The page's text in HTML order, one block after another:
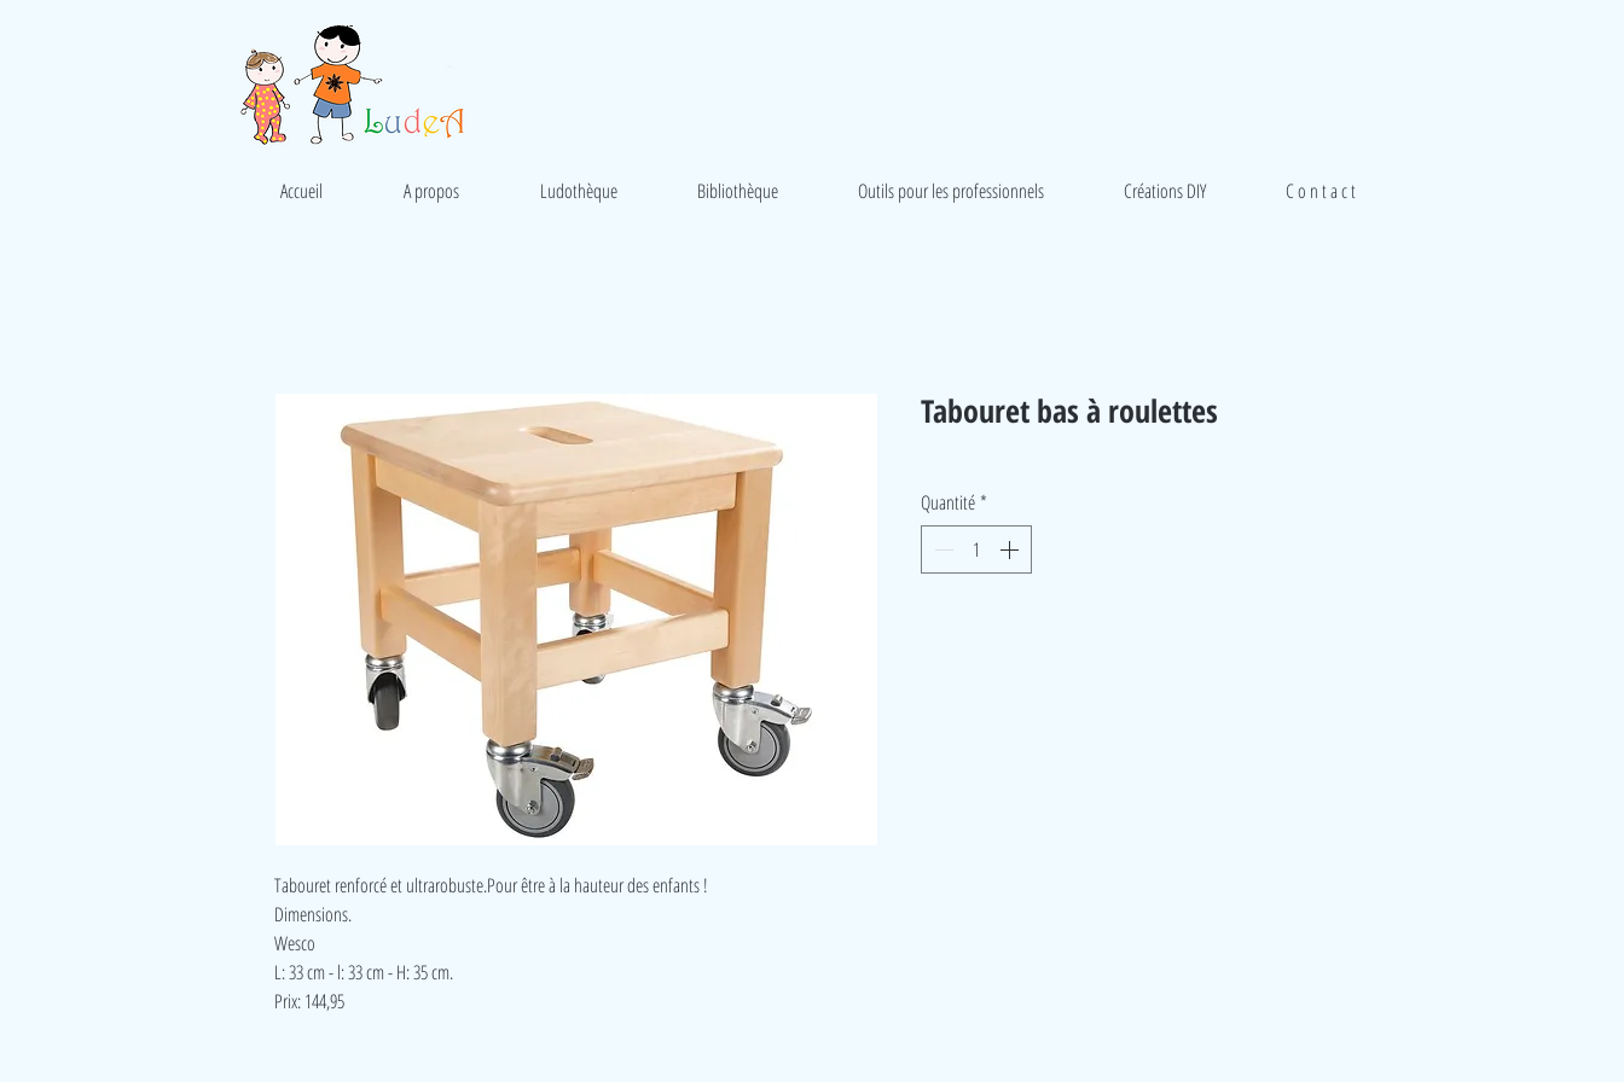
Accueil A propos Ludothèque Bibliothèque Outils pour les professionnels Créations DIY C o n t a c t
Tabouret renforcé et ultrarobuste.Pour être à la hauteur des enfants !
Dimensions.
Wesco
L: 33 cm - l: 33 cm - H: 35 cm.
Prix: 144,95
Tabouret bas à roulettes
Quantité *